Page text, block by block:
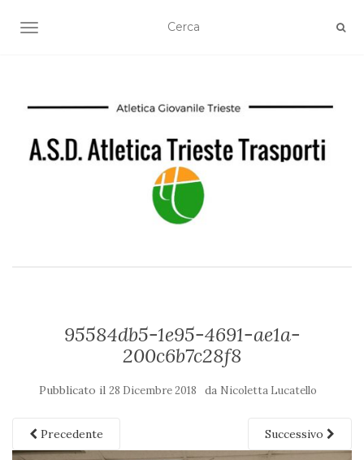
TOGGLE NAVIGATION
95584db5-1e95-4691-ae1a-
200c6b7c28f8
Pubblicato il 28 Dicembre 2018 da Nicoletta Lucatello
Precedente Successivo